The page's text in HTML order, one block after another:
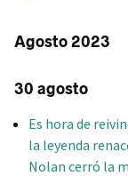
Agosto 2023
30 agosto
Es hora de
la leyenda
Nolan cerró la